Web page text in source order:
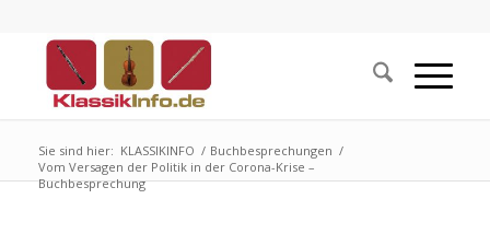
Sie sind hier: KLASSIKINFO / Buchbesprechungen /
Vom Versagen der Politik in der Corona-Krise –
Buchbesprechung